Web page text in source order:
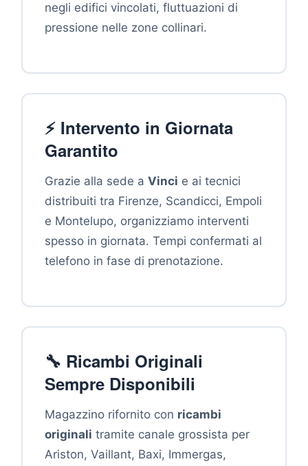
negli edifici vincolati, fluttuazioni di
pressione nelle zone collinari.
⚡ Intervento in Giornata
Garantito
Grazie alla sede a Vinci e ai tecnici
distribuiti tra Firenze, Scandicci, Empoli
e Montelupo, organizziamo interventi
spesso in giornata. Tempi confermati al
telefono in fase di prenotazione.
🔧 Ricambi Originali
Sempre Disponibili
Magazzino rifornito con ricambi
originali tramite canale grossista per
Ariston, Vaillant, Baxi, Immergas,